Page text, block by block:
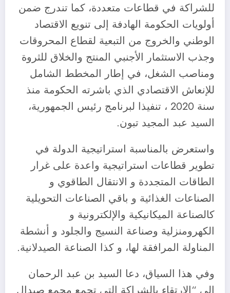
للشراكة في قطاعات متعددة، كما تندرج ضمن
أولويات الحكومة الهادفة إلى تنويع الاقتصاد
الوطني والخروج من التبعية لقطاع المحروقات
وجذب الاستثمار الأجنبي المنتج والخلاق للثروة
ومناصب الشغل، في إطار المخطط الشامل
للإنعاش الاقتصادي الذي باشرته الحكومة منذ
سنة 2020 ، تنفيذا لبرنامج رئيس الجمهورية،
السيد عبد المجيد تبون.
واستعرض بالمناسبة استراتيجية الدولة في
تطوير قطاعات استراتيجية واعدة على غرار
الطاقات المتجددة و الانتقال الطاقوي و
الصناعات الغذائية و باقي الصناعات التحويلية
كالصناعة الميكانيكية والإلكترونية و
الكهرومنزلية وصناعة النسيج والجلود و أنشطة
المناولة المرافقة لها، و كذا الصناعة الصيدلانية.
وفي هذا السياق، دعا السيد بن عبد الرحمان